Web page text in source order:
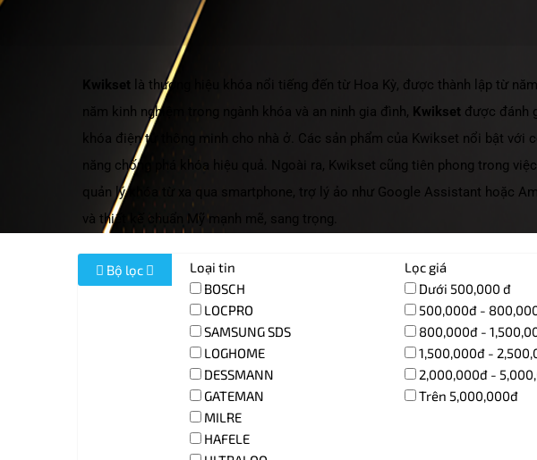
Kwikset là thương hiệu khóa nổi tiếng đến từ Hoa Kỳ, được thành lập từ
năm kinh nghiệm trong ngành khóa và an ninh gia đình, Kwikset được đánh
khóa điện tử thông minh cho nhà ở. Các sản phẩm của Kwikset nổi bật với
năng chống phá khóa hiệu quả. Ngoài ra, Kwikset cũng tiên phong trong
quản lý khóa từ xa qua smartphone, trợ lý ảo như Google Assistant hoặc
và thiết kế chuẩn Mỹ mạnh mẽ, sang trọng.
Bộ lọc
Loại tin
BOSCH
LOCPRO
SAMSUNG SDS
LOGHOME
DESSMANN
GATEMAN
MILRE
HAFELE
Lọc giá
Dưới 500,000 đ
500,000đ -
800,000đ -
1,500,000đ -
2,000,000đ -
Trên 5,000,000đ